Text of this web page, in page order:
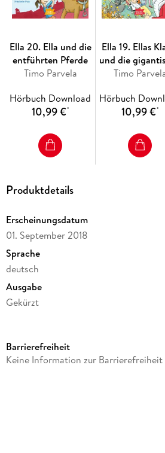
Ella 20. Ella und die
entführten Pferde
Timo Parvela
Hörbuch Download
10,99 €*
Ella 19. Ellas
und die
Timo
Hörbuch
10,99 €*
Produktdetails
Erscheinungsdatum
01. September 2018
Sprache
deutsch
Ausgabe
Gekürzt
Laufzeit
Barrierefreiheit
Keine Information zur